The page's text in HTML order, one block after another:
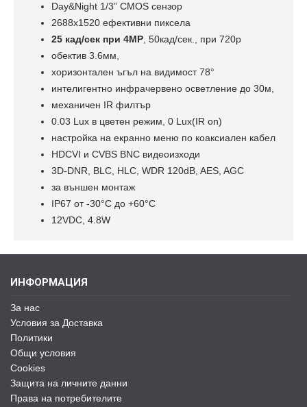
Day&Night 1/3” CMOS сензор
2688х1520 ефективни пиксела
25 кад/сек при 4MP , 50кад/сек., при 720p
обектив 3.6мм,
хоризонтален ъгъл на видимост 78°
интелигентно инфрачервено осветление до 30м,
механичен IR филтър
0.03 Lux в цветен режим, 0 Lux(IR on)
настройка на екранно меню по коаксиален кабел
HDCVI и CVBS BNC видеоизходи
3D-DNR, BLC, HLC, WDR 120dB, AES, AGC
за външен монтаж
IP67 oт -30°С до +60°С
12VDC, 4.8W
ИНФОРМАЦИЯ
За нас
Условия за Доставка
Политики
Общи условия
Cookies
Защита на личните данни
Права на потребителите